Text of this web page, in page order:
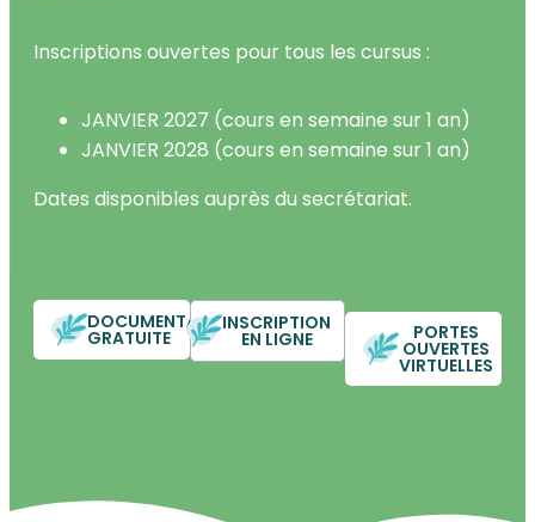
Inscriptions ouvertes pour tous les cursus :
JANVIER 2027 (cours en semaine sur 1 an)
JANVIER 2028 (cours en semaine sur 1 an)
Dates disponibles auprès du secrétariat.
DOCUMENTATION
GRATUITE
INSCRIPTION
EN LIGNE PORTES
OUVERTES
VIRTUELLES